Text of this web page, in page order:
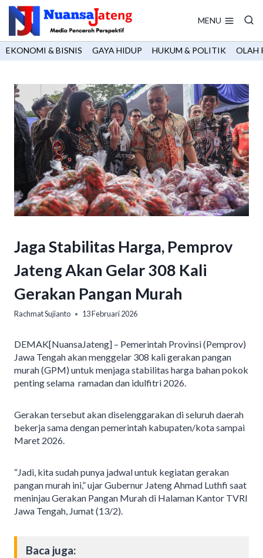
Skip
content
MENU
EKONOMI & BISNIS GAYA HIDUP HUKUM & POLITIK OLAH
Jaga Stabilitas Harga, Pemprov
Jateng Akan Gelar 308 Kali
Gerakan Pangan Murah
Rachmat Sujianto 13 Februari 2026
DEMAK[NuansaJateng] – Pemerintah Provinsi (Pemprov)
Jawa Tengah akan menggelar 308 kali gerakan pangan
murah (GPM) untuk menjaga stabilitas harga bahan pokok
penting selama ramadan dan idulfitri 2026.
Gerakan tersebut akan diselenggarakan di seluruh daerah
bekerja sama dengan pemerintah kabupaten/kota sampai
Maret 2026.
“Jadi, kita sudah punya jadwal untuk kegiatan gerakan
pangan murah ini,” ujar Gubernur Jateng Ahmad Luthfi saat
meninjau Gerakan Pangan Murah di Halaman Kantor TVRI
Jawa Tengah, Jumat (13/2).
Baca juga: